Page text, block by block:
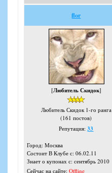
flor
[Любитель Скидок]
Любитель Скидок 1-го ранга
(161 постов)
Репутация:33
Город: Москва
Состоит В Клубе с: 06.02.11
Знает о купонах с: сентябрь 2010
Сейчас на сайте: Offline